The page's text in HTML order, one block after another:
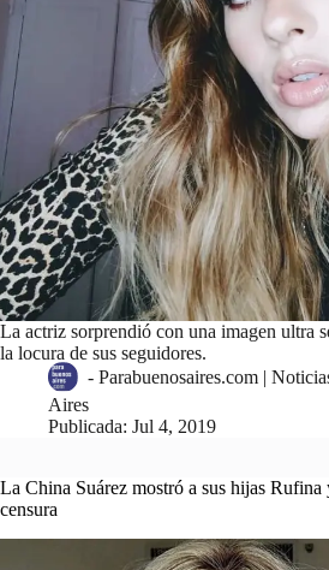
La actriz sorprendió con una imagen ultra
la locura de sus seguidores.
- Parabuenosaires.com |
Aires
Publicada: Jul 4, 2019
La China Suárez mostró a sus hijas
censura